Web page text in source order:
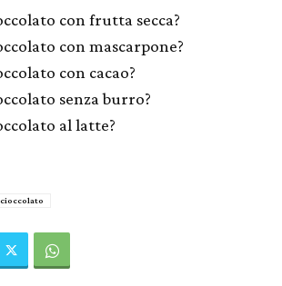
con frutta secca?
con mascarpone?
con cacao?
senza burro?
al latte?
cioccolato